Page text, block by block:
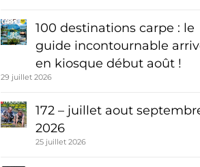
100 destinations carpe : le
guide incontournable
en kiosque début août !
29 juillet 2026
172 – juillet aout
2026
25 juillet 2026